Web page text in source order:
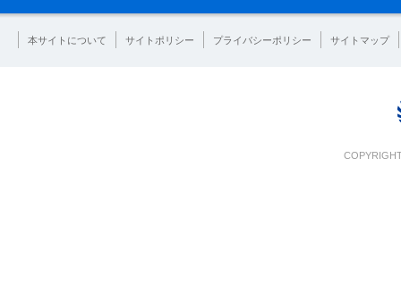
本サイトについて サイトポリシー プライバシーポリシー サイトマップ